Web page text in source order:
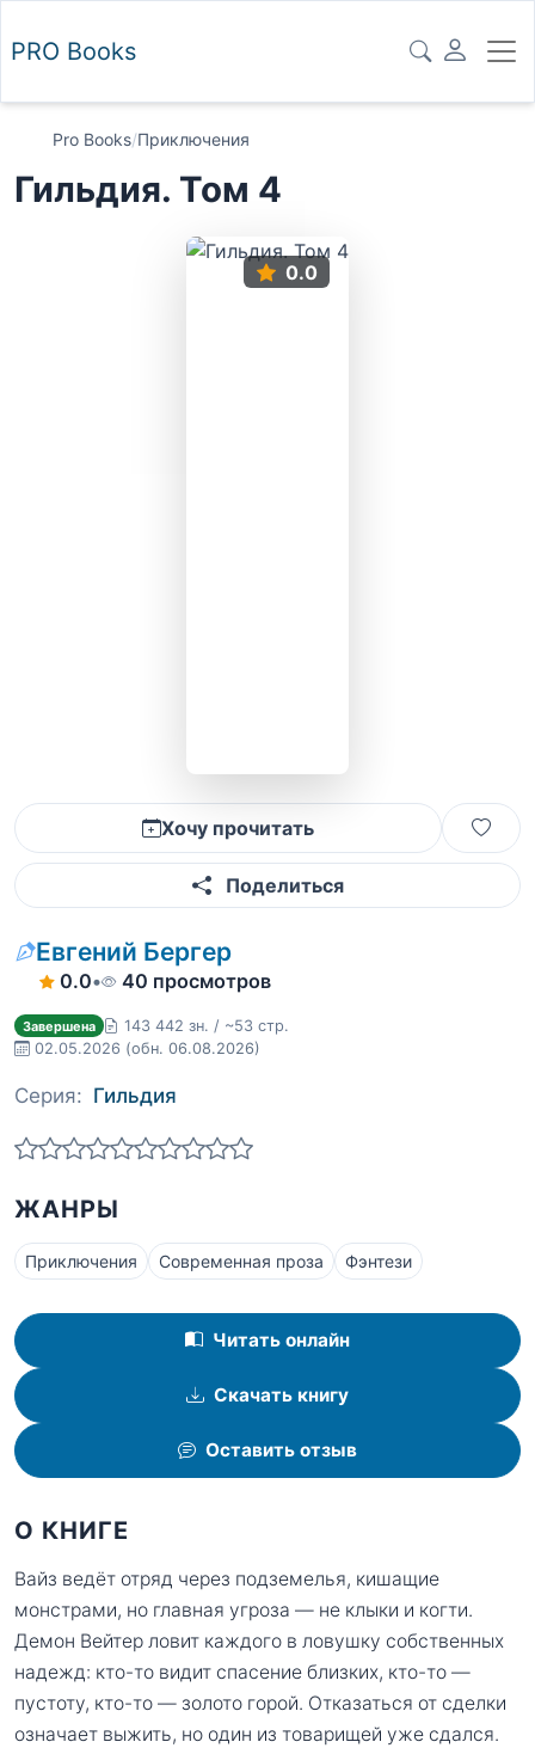
PRO Books
Pro Books/Приключения
Гильдия. Том 4
0.0
Хочу прочитать
Поделиться
Евгений Бергер
0.0• 40 просмотров
Завершена
143 442 зн. / ~53 стр.
02.05.2026 (обн. 06.08.2026)
Серия: Гильдия
ЖАНРЫ
Приключения Современная проза Фэнтези
Читать онлайн
Скачать книгу
Оставить отзыв
О КНИГЕ
Вайз ведёт отряд через подземелья, кишащие
монстрами, но главная угроза — не клыки и когти.
Демон Вейтер ловит каждого в ловушку собственных
надежд: кто-то видит спасение близких, кто-то —
пустоту, кто-то — золото горой. Отказаться от сделки
означает выжить, но один из товарищей уже сдался.